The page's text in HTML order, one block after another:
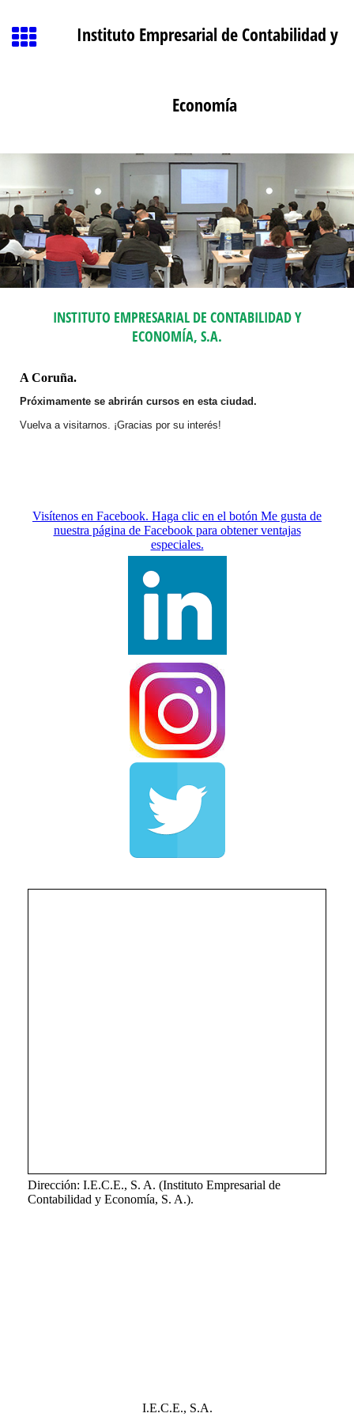
Instituto Empresarial de Contabilidad y
Economía
INSTITUTO EMPRESARIAL DE CONTABILIDAD Y
ECONOMÍA, S.A.
A Coruña.
Próximamente se abrirán cursos en esta ciudad.
Vuelva a visitarnos. ¡Gracias por su interés!
Visítenos en Facebook. Haga clic en el botón Me gusta de
nuestra página de Facebook para obtener ventajas
especiales.
Dirección: I.E.C.E., S. A. (Instituto Empresarial de
Contabilidad y Economía, S. A.).
I.E.C.E., S.A.